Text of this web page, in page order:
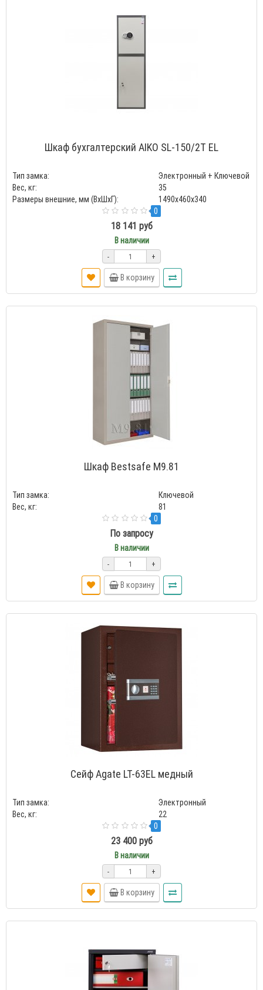
Шкаф бухгалтерский AIKO SL-150/2Т EL
Тип замка:
Электронный + Ключевой
Вес, кг:
35
Размеры внешние, мм (ВхШхГ):
1490x460x340
0
18 141 руб
В наличии
- +
В корзину
Шкаф Bestsafe M9.81
Тип замка:
Ключевой
Вес, кг:
81
0
По запросу
В наличии
- +
В корзину
Сейф Agate LT-63EL медный
Тип замка:
Электронный
Вес, кг:
22
0
23 400 руб
В наличии
- +
В корзину